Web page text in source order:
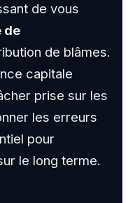
de vous
de
de blâmes.
capitale
prise sur les
les erreurs
pour
le long terme.